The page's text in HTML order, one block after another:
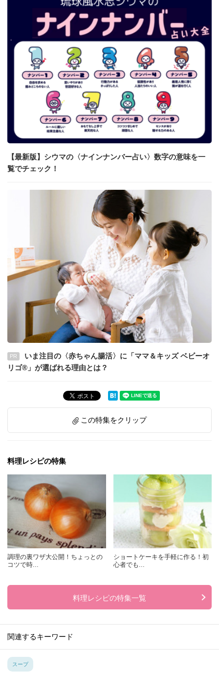
【最新版】シウマの〈ナインナンバー占い〉数字の意味を一
覧でチェック！
PR
いま注目の〈赤ちゃん腸活〉に「ママ＆キッズ ベビーオ
リゴ®」が選ばれる理由とは？
この特集をクリップ
料理レシピの特集
調理の裏ワザ大公開！ちょっとの
コツで時...
ショートケーキを手軽に作る！初
心者でも...
料理レシピの特集一覧
関連するキーワード
スープ